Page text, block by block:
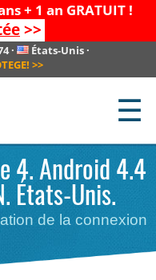
+ 1 an GRATUIT !
>>
· États-Unis ·
>>
☰
4. Android 4.4
États-Unis.
de la connexion